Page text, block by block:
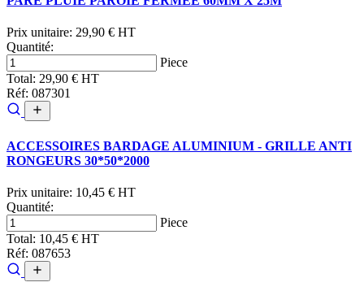
Prix unitaire: 29,90 € HT
Quantité:
Piece
Total: 29,90 € HT
Réf: 087301
ACCESSOIRES BARDAGE ALUMINIUM - GRILLE ANTI
RONGEURS 30*50*2000
Prix unitaire: 10,45 € HT
Quantité:
Piece
Total: 10,45 € HT
Réf: 087653